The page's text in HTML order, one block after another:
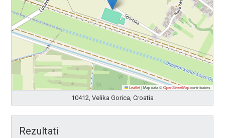
Leaflet |Map data ©OpenStreetMapcontributors
10412, Velika Gorica, Croatia
Rezultati